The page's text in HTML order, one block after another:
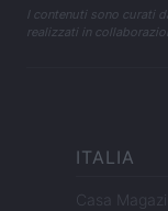
I contenuti sono curati
realizzati in
ITALIA
Casa